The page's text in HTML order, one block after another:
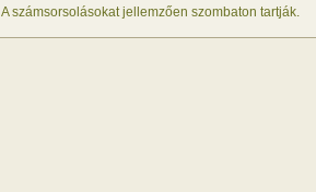
A számsorsolásokat jellemzően szombaton tartják.